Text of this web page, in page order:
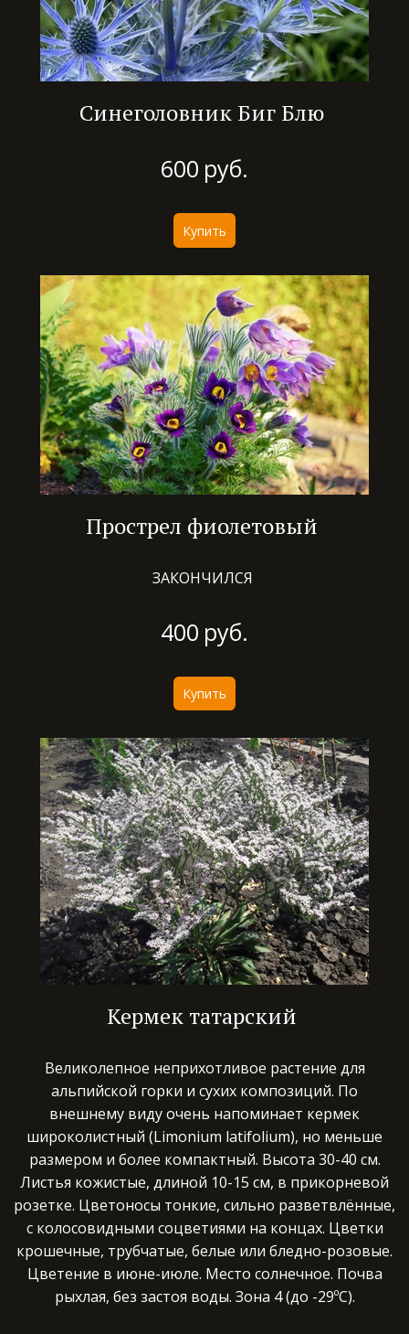
Синеголовник Биг Блю
600 руб.
Купить
Прострел фиолетовый
ЗАКОНЧИЛСЯ
400 руб.
Купить
Кермек татарский
Великолепное неприхотливое растение для
альпийской горки и сухих композиций. По
внешнему виду очень напоминает кермек
широколистный (Limonium latifolium), но меньше
размером и более компактный. Высота 30-40 см.
Листья кожистые, длиной 10-15 см, в прикорневой
розетке. Цветоносы тонкие, сильно разветвлённые,
с колосовидными соцветиями на концах. Цветки
крошечные, трубчатые, белые или бледно-розовые.
Цветение в июне-июле. Место солнечное. Почва
рыхлая, без застоя воды. Зона 4 (до -29ºС).